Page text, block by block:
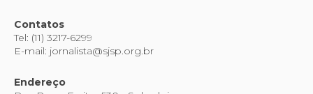
Contatos
Tel: (11) 3217-6299
E-mail: jornalista@sjsp.org.br
Endereço